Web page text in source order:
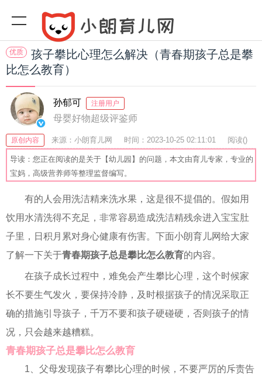
优质
孩子攀比心理怎么解决（青春期孩子总是攀
比怎么教育）
孙郁可 注册用户
母婴好物超级评鉴师
原创内容 来源：小朗育儿网 时间：2023-10-25 02:11:01 阅读()
收藏：42 分享：74 爆
导读：您正在阅读的是关于【幼儿园】的问题，本文由育儿专家，专业的
宝妈，高级营养师等整理监督编写。
有的人会用洗洁精来洗水果，这是很不提倡的。假如用
饮用水清洗得不充足，非常容易造成洗洁精残余进入宝宝肚
子里，日积月累对身心健康有伤害。下面小朗育儿网给大家
了解一下关于青春期孩子总是攀比怎么教育的内容。
在孩子成长过程中，难免会产生攀比心理，这个时候家
长不要生气发火，要保持冷静，及时根据孩子的情况采取正
确的措施引导孩子，千万不要和孩子硬碰硬，否则孩子的情
况，只会越来越糟糕。
青春期孩子总是攀比怎么教育
1、父母发现孩子有攀比心理的时候，不要严厉的斥责告